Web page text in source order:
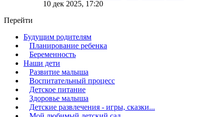
10 дек 2025, 17:20
Перейти
Будущим родителям
Планирование ребенка
Беременность
Наши дети
Развитие малыша
Воспитательный процесс
Детское питание
Здоровье малыша
Детские развлечения - игры, сказки...